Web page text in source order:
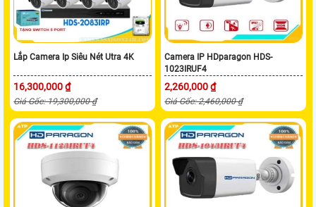
Lắp Camera Ip Siêu Nét Utra 4K
16,300,000 ₫
Giá Gốc: 19,300,000 ₫
Camera IP HDparagon HDS-
1023IRUF4
2,260,000 ₫
Giá Gốc: 2,460,000 ₫